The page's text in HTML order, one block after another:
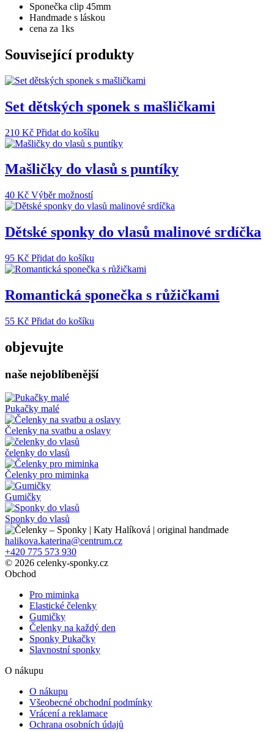
Sponečka clip 45mm
Handmade s láskou
cena za 1ks
Související produkty
Set dětských sponek s mašličkami
210 Kč Přidat do košíku
Mašličky do vlasů s puntíky
40 Kč Výběr možnostíTento
produkt
více
variant.
lze
vybrat
stránce
produktu
Dětské sponky do vlasů malinové srdíčka
95 Kč Přidat do košíku
Romantická sponečka s růžičkami
55 Kč Přidat do košíku
objevujte
naše nejoblíbenější
Pukačky malé
Čelenky na svatbu a oslavy
čelenky do vlasů
Čelenky pro miminka
Gumičky
Sponky do vlasů
halikova.katerina@centrum.cz
+420 775 573 930
© 2026 celenky-sponky.cz
Obchod
Pro miminka
Elastické čelenky
Gumičky
Čelenky na každý den
Sponky Pukačky
Slavnostní sponky
O nákupu
O nákupu
Všeobecné obchodní podmínky
Vrácení a reklamace
Ochrana osobních údajů